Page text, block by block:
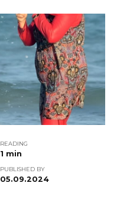
READING
1 min
PUBLISHED BY
05.09.2024